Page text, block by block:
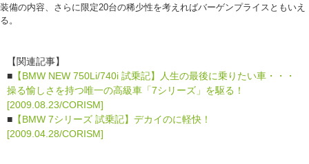
装備の内容、さらに限定20台の稀少性を考えればバーゲンプライスともいえ
る。
【関連記事】
■ 【BMW NEW 750Li/740i 試乗記】人生の最後に乗りたい車・・・
操る愉しさを持つ唯一の高級車「7シリーズ」を駆る！
[2009.08.23/CORISM]
■ 【BMW 7シリーズ 試乗記】デカイのに軽快！
[2009.04.28/CORISM]